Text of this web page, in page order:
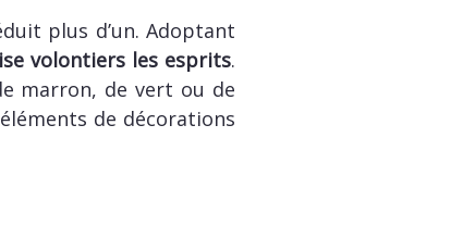
plus d’un. Adoptant
volontiers les esprits.
marron, de vert ou de
de décorations